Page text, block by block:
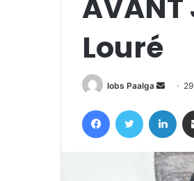
AVANT
Louré
lobs Paalga
Envoyer
courriel
FacebookTwitter